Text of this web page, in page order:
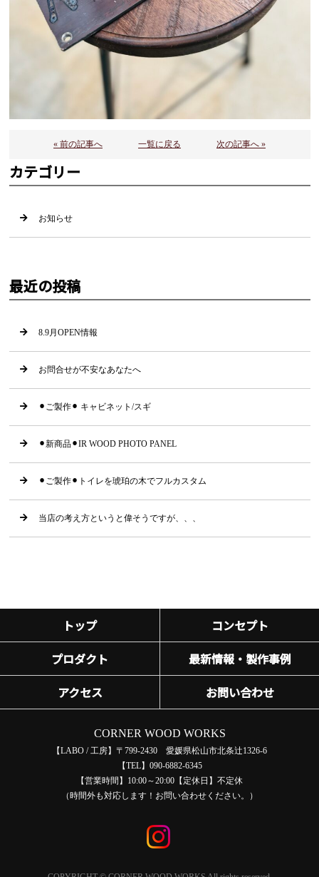
« 前の記事へ 一覧に戻る 次の記事へ »
カテゴリー
お知らせ
最近の投稿
8.9月OPEN情報
お問合せが不安なあなたへ
⚫︎ご製作⚫︎ キャビネット/スギ
⚫︎新商品⚫︎IR WOOD PHOTO PANEL
⚫︎ご製作⚫︎トイレを琥珀の木でフルカスタム
当店の考え方というと偉そうですが、、、
トップ
コンセプト
プロダクト
最新情報・製作事例
アクセス
お問い合わせ
CORNER WOOD WORKS
【LABO / 工房】 〒799-2430 愛媛県松山市北条辻1326-6
【TEL】090-6882-6345
【営業時間】10:00～20:00【定休日】不定休
（時間外も対応します！お問い合わせください。）